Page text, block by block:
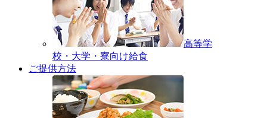
高等学
校・大学・寮向け給食
ご提供方法